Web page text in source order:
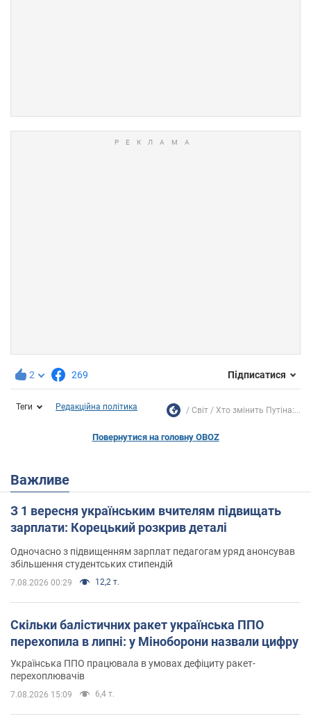
2 269 Підписатися
Теги Редакційна політика Світ Хто змінить Путіна:...
Повернутися на головну OBOZ
Важливе
З 1 вересня українським вчителям підвищать
зарплати: Корецький розкрив деталі
Одночасно з підвищенням зарплат педагогам уряд анонсував
збільшення студентських стипендій
7.08.2026 00:29 12,2 т.
Скільки балістичних ракет українська ППО
перехопила в липні: у Міноборони назвали цифру
Українська ППО працювала в умовах дефіциту ракет-
перехоплювачів
7.08.2026 15:09 6,4 т.